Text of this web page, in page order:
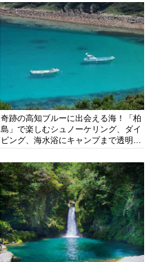
奇跡の高知ブルーに出会える海！「柏
島」で楽しむシュノーケリング、ダイ
ビング、海水浴にキャンプまで透明度